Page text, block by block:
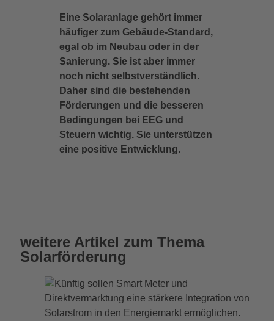
Eine Solaranlage gehört immer
häufiger zum Gebäude-Standard,
egal ob im Neubau oder in der
Sanierung. Sie ist aber immer
noch nicht selbstverständlich.
Daher sind die bestehenden
Förderungen und die besseren
Bedingungen bei EEG und
Steuern wichtig. Sie unterstützen
eine positive Entwicklung.
weitere Artikel zum Thema
Solarförderung